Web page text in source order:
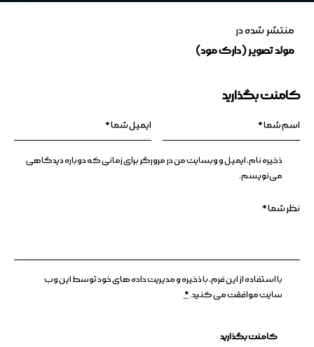
منتشر شده در
مولد تصویر (دارک مود)
کامنت بگذارید
ذخیره نام، ایمیل و وبسایت من در مرورگر برای زمانی که دوباره دیدگاهی
می‌نویسم.
با استفاده از این فرم، با ذخیره و مدیریت داده های خود توسط این وب
سایت موافقت می کنید.*